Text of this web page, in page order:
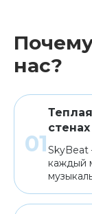
нас?
SkyBeat
каждый